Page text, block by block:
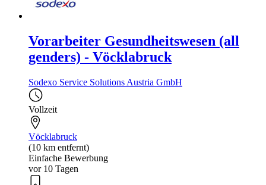
Vorarbeiter Gesundheitswesen (all
genders) - Vöcklabruck
Sodexo Service Solutions Austria GmbH
Vollzeit
Vöcklabruck
(10 km entfernt)
Einfache Bewerbung
vor 10 Tagen